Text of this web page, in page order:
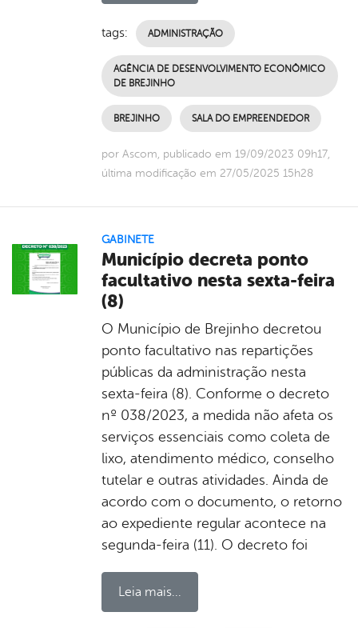
tags: ADMINISTRAÇÃO
AGÊNCIA DE DESENVOLVIMENTO ECONÔMICO
DE BREJINHO
BREJINHO SALA DO EMPREENDEDOR
por Ascom, publicado em 19/09/2023 09h17,
última modificação em 27/05/2025 15h28
GABINETE
Município decreta ponto
facultativo nesta sexta-feira
(8)
O Município de Brejinho decretou
ponto facultativo nas repartições
públicas da administração nesta
sexta-feira (8). Conforme o decreto
nº 038/2023, a medida não afeta os
serviços essenciais como coleta de
lixo, atendimento médico, conselho
tutelar e outras atividades. Ainda de
acordo com o documento, o retorno
ao expediente regular acontece na
segunda-feira (11). O decreto foi
Leia mais...